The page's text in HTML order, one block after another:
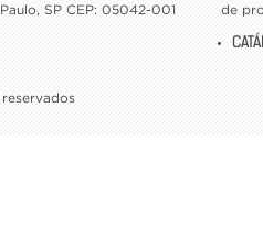
, SP CEP: 05042-001
de